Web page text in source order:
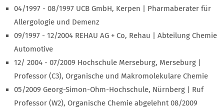
04/1997 - 08/1997 UCB GmbH, Kerpen | Pharmaberater für
Allergologie und Demenz
09/1997 - 12/2004 REHAU AG + Co, Rehau | Abteilung Chemie
Automotive
12/ 2004 - 07/2009 Hochschule Merseburg, Merseburg |
Professor (C3), Organische und Makromolekulare Chemie
05/2009 Georg-Simon-Ohm-Hochschule, Nürnberg | Ruf
Professor (W2), Organische Chemie abgelehnt 08/2009